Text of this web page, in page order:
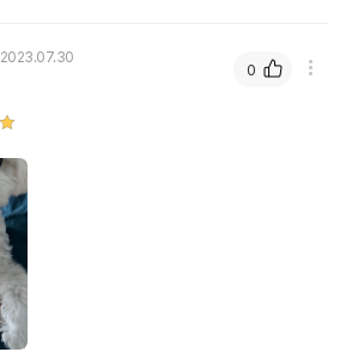
2023.07.30
0